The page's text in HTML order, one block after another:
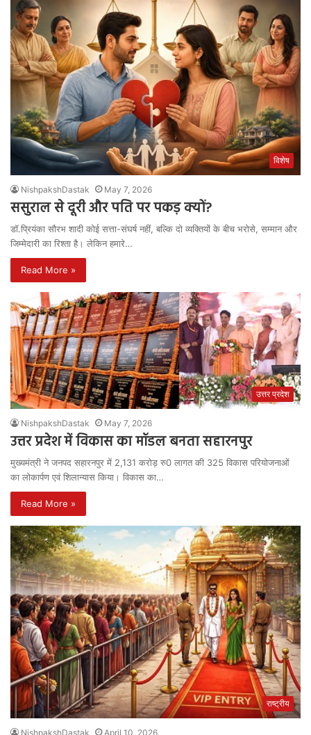
विशेष
NishpakshDastak May 7, 2026
ससुराल से दूरी और पति पर पकड़ क्यों?
डॉ.प्रियंका सौरभ शादी कोई सत्ता-संघर्ष नहीं, बल्कि दो व्यक्तियों के बीच भरोसे, सम्मान और
जिम्मेदारी का रिश्ता है। लेकिन हमारे…
Read More »
उत्तर प्रदेश
NishpakshDastak May 7, 2026
उत्तर प्रदेश में विकास का मॉडल बनता सहारनपुर
मुख्यमंत्री ने जनपद सहारनपुर में 2,131 करोड़ रु0 लागत की 325 विकास परियोजनाओं
का लोकार्पण एवं शिलान्यास किया। विकास का…
Read More »
राष्ट्रीय
NishpakshDastak April 10, 2026